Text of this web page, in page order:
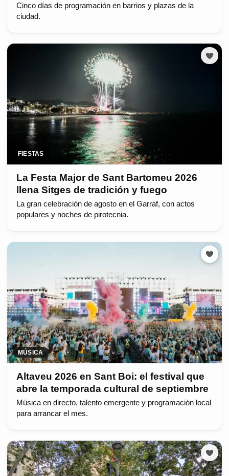
Cinco días de programación en barrios y plazas de la
ciudad.
FIESTAS
La Festa Major de Sant Bartomeu 2026
llena Sitges de tradición y fuego
La gran celebración de agosto en el Garraf, con actos
populares y noches de pirotecnia.
MÚSICA
Altaveu 2026 en Sant Boi: el festival que
abre la temporada cultural de septiembre
Música en directo, talento emergente y programación local
para arrancar el mes.